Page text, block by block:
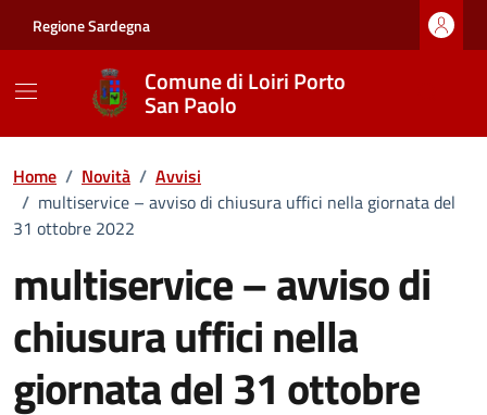
Regione Sardegna
Comune di Loiri Porto
San Paolo
Home / Novità / Avvisi
/ multiservice – avviso di chiusura uffici nella giornata del
31 ottobre 2022
multiservice – avviso di
chiusura uffici nella
giornata del 31 ottobre